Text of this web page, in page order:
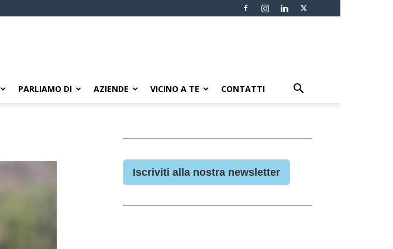
PARLIAMO DI AZIENDE VICINO A TE CONTATTI
Iscriviti alla nostra newsletter